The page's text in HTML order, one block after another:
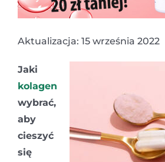
Aktualizacja: 15 września 2022
Jaki
kolagen
wybrać,
aby
cieszyć
się